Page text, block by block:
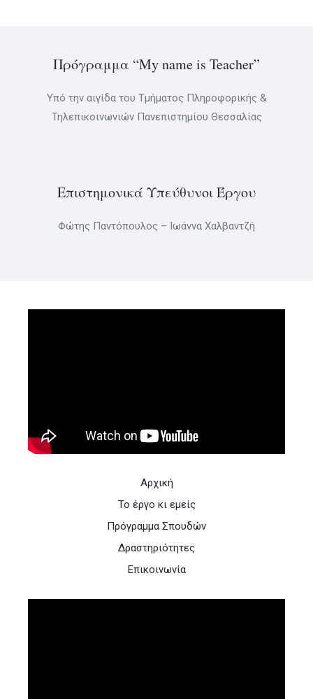
Πρόγραμμα “My name is Teacher”
Υπό την αιγίδα του Τμήματος Πληροφορικής &
Τηλεπικοινωνιών Πανεπιστημίου Θεσσαλίας
Επιστημονικά Υπεύθυνοι Έργου
Φώτης Παντόπουλος – Ιωάννα Χαλβαντζή
Αρχική
Το έργο κι εμείς
Πρόγραμμα Σπουδών
Δραστηριότητες
Επικοινωνία